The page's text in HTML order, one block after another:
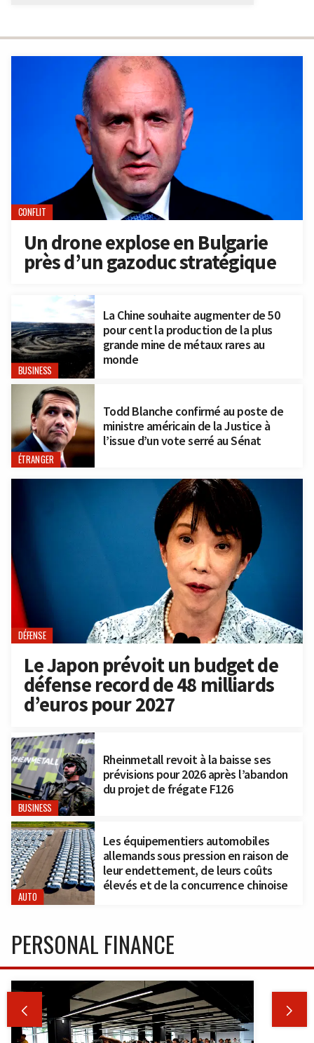
CONFLIT
Un drone explose en Bulgarie
près d’un gazoduc stratégique
BUSINESS
La Chine souhaite augmenter de 50
pour cent la production de la plus
grande mine de métaux rares au
monde
ÉTRANGER
Todd Blanche confirmé au poste de
ministre américain de la Justice à
l’issue d’un vote serré au Sénat
DÉFENSE
Le Japon prévoit un budget de
défense record de 48 milliards
d’euros pour 2027
BUSINESS
Rheinmetall revoit à la baisse ses
prévisions pour 2026 après l’abandon
du projet de frégate F126
AUTO
Les équipementiers automobiles
allemands sous pression en raison de
leur endettement, de leurs coûts
élevés et de la concurrence chinoise
PERSONAL FINANCE
 